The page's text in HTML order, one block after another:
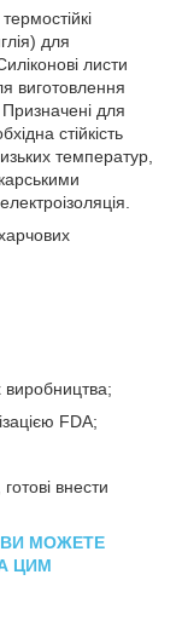
для
листи
виготовлення
для
стійкість
температур,
виробництва;
FDA;
внести
МОЖЕТЕ
ЦИМ